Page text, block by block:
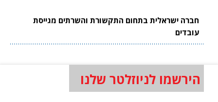
חברה ישראלית בתחום התקשורת והשרתים מגייסת
עובדים
הירשמו לניוזלטר שלנו